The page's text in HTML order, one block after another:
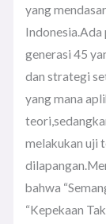
yang
Indonesia.Ada
generasi 45
dan strategi
yang mana
melakukan uji
bahwa
“Kepekaan